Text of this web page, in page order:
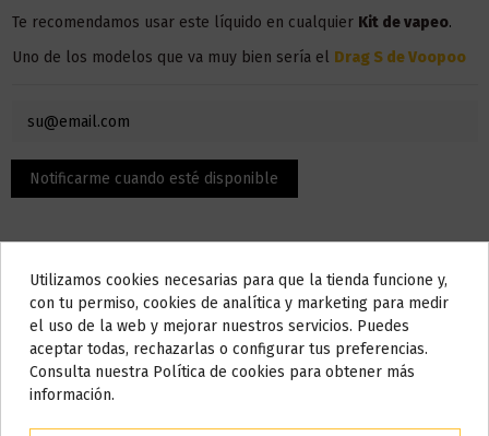
Te recomendamos usar este líquido en cualquier Kit de vapeo.
Uno de los modelos que va muy bien sería el Drag S de Voopoo
Descripción
Do not show again.
AVISO IMPORTANTE
Nos tomamos unos días
Utilizamos cookies necesarias para que la tienda funcione y,
con tu permiso, cookies de analítica y marketing para medir
el uso de la web y mejorar nuestros servicios. Puedes
aceptar todas, rechazarlas o configurar tus preferencias.
Consulta nuestra Política de cookies para obtener más
información.